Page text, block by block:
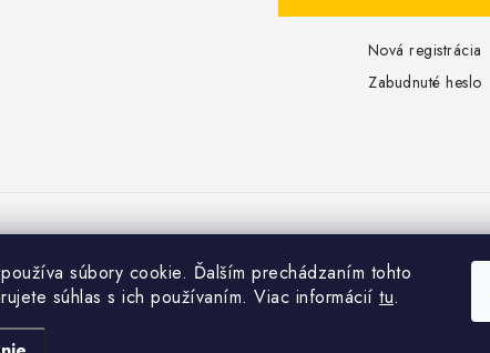
súbory cookie. Ďalším prechádzaním tohto
súhlas s ich používaním. Viac informácií tu.
Nová registrácia
Zabudnuté heslo
Vytvoril Shoptet